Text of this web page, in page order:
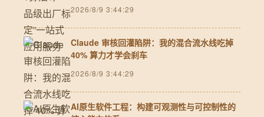
2026/8/9 3:44:29
Claude 审核回灌陷阱：我的混合流水线吃掉
40% 算力才学会刹车
2026/8/9 3:44:29
AI原生软件工程：构建可观测性与可控制性的